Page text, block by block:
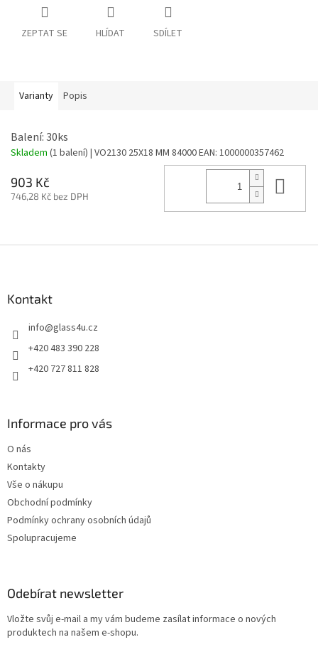
ZEPTAT SE HLÍDAT SDÍLET
Varianty Popis
Balení: 30ks
Skladem (1 balení) | VO2130 25X18 MM 84000EAN: 1000000357462
903 Kč
746,28 Kč bez DPH
Kontakt
info@glass4u.cz
+420 483 390 228
+420 727 811 828
Informace pro vás
O nás
Kontakty
Vše o nákupu
Obchodní podmínky
Podmínky ochrany osobních údajů
Spolupracujeme
Odebírat newsletter
Vložte svůj e-mail a my vám budeme zasílat informace o nových
produktech na našem e-shopu.